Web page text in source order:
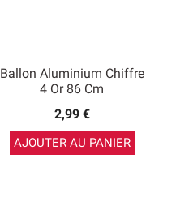
Ballon Aluminium Chiffre
4 Or 86 Cm
2,99 €
AJOUTER AU PANIER